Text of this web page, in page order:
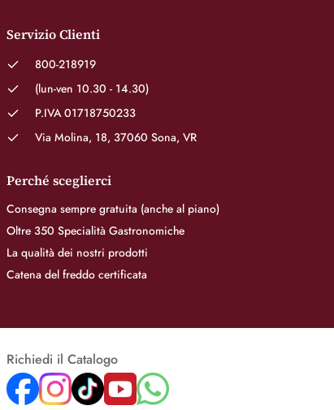
Servizio Clienti
800-218919
(lun-ven 10.30 - 14.30)
P.IVA 01718750233
Via Molina, 18, 37060 Sona, VR
Perché sceglierci
Consegna sempre gratuita (anche al piano)
Oltre 350 Specialità Gastronomiche
La qualità dei nostri prodotti
Catena del freddo certificata
Richiedi il Catalogo